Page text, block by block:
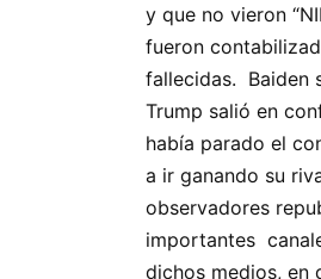
y que no vieron
fueron
fallecidas. Baiden
Trump salió en
había parado el
a ir ganando su
observadores
importantes
dichos medios, en